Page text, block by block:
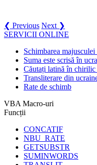
❮ Previous Next ❯
SERVICII ONLINE
Schimbarea
Suma este scrisă în
Căutați latină în chirilic
Transliterare din
Rate de schimb
VBA Macro-uri
Funcții
CONCATIF
NBU_RATE
GETSUBSTR
SUMINWORDS